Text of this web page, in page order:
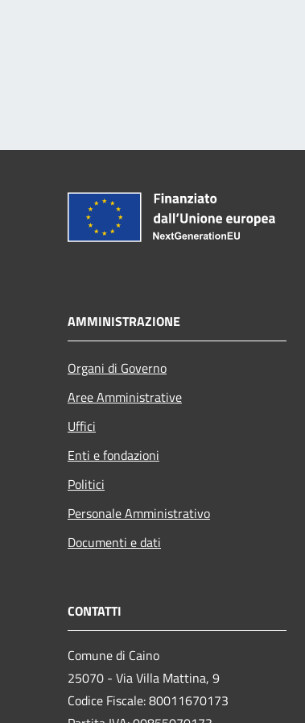
AMMINISTRAZIONE
Organi di Governo
Aree Amministrative
Uffici
Enti e fondazioni
Politici
Personale Amministrativo
Documenti e dati
CONTATTI
Comune di Caino
25070 - Via Villa Mattina, 9
Codice Fiscale: 80011670173